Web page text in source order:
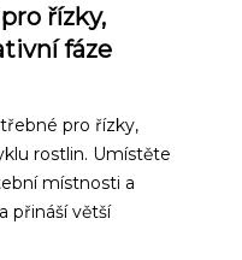
řízky,
fáze
pro řízky,
rostlin. Umístěte
místnosti a
přináší větší